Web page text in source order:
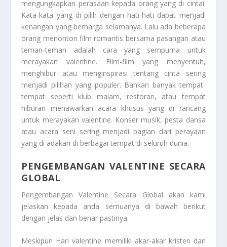
mengungkapkan perasaan kepada orang yang di cintai.
Kata-kata yang di pilih dengan hati-hati dapat menjadi
kenangan yang berharga selamanya. Lalu ada beberapa
orang menonton film romantis bersama pasangan atau
teman-teman adalah cara yang sempurna untuk
merayakan valentine. Film-film yang menyentuh,
menghibur atau menginspirasi tentang cinta sering
menjadi pilihan yang populer. Bahkan banyak tempat-
tempat seperti klub malam, restoran, atau tempat
hiburan menawarkan acara khusus yang di rancang
untuk merayakan valentine. Konser musik, pesta dansa
atau acara seni sering menjadi bagian dari perayaan
yang di adakan di berbagai tempat di seluruh dunia.
PENGEMBANGAN VALENTINE SECARA
GLOBAL
Pengembangan Valentine Secara Global akan kami
jelaskan kepada anda semuanya di bawah berikut
dengan jelas dan benar pastinya.
Meskipun Hari valentine memiliki akar-akar kristen dan